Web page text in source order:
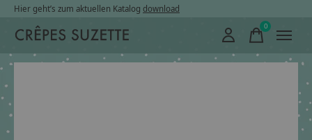
Hier geht’s zum aktuellen Katalog download
0items